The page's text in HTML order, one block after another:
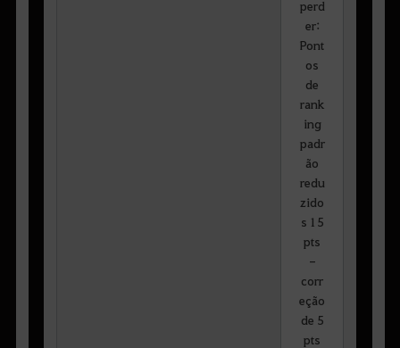
perd
er:
Pont
os
de
rank
ing
padr
ão
redu
zido
s 15
pts
-
corr
eção
de 5
pts